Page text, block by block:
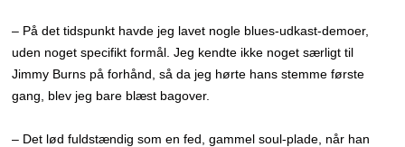
– På det tidspunkt havde jeg lavet nogle blues-udkast-demoer,
uden noget specifikt formål. Jeg kendte ikke noget særligt til
Jimmy Burns på forhånd, så da jeg hørte hans stemme første
gang, blev jeg bare blæst bagover.
– Det lød fuldstændig som en fed, gammel soul-plade, når han